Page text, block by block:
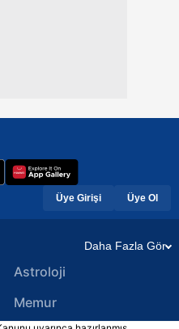
Üye Girişi Üye Ol
Daha Fazla Gör
Astroloji
Memur